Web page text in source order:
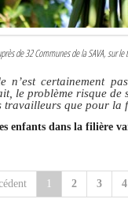
de 32 Communes de la SAVA, sur
n’est certainement
le problème risque de
travailleurs que pour la
enfants dans la filière
1 2 3 4